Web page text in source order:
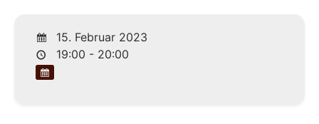
15. Februar 2023
19:00 - 20:00